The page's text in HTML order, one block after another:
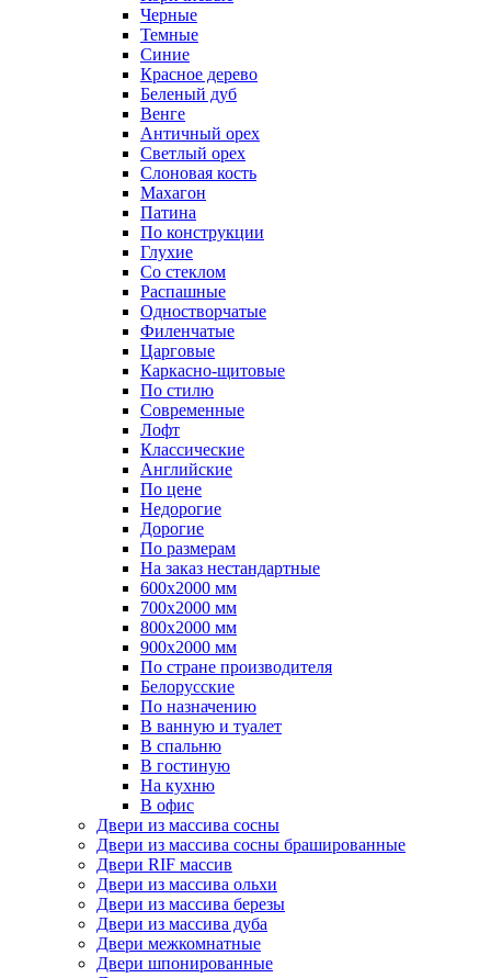
Черные
Темные
Синие
Красное дерево
Беленый дуб
Венге
Античный орех
Светлый орех
Слоновая кость
Махагон
Патина
По конструкции
Глухие
Со стеклом
Распашные
Одностворчатые
Филенчатые
Царговые
Каркасно-щитовые
По стилю
Современные
Лофт
Классические
Английские
По цене
Недорогие
Дорогие
По размерам
На заказ нестандартные
600х2000 мм
700х2000 мм
800х2000 мм
900х2000 мм
По стране производителя
Белорусские
По назначению
В ванную и туалет
В спальню
В гостиную
На кухню
В офис
Двери из массива сосны
Двери из массива сосны брашированные
Двери RIF массив
Двери из массива ольхи
Двери из массива березы
Двери из массива дуба
Двери межкомнатные
Двери шпонированные